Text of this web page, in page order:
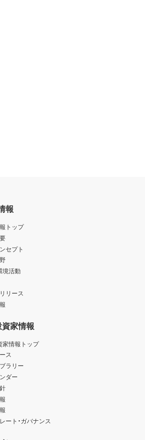
報
トップ
セプト
境活動
リース
資家情報
家情報トップ
ス
ラリー
ダー
ート・ガバナンス